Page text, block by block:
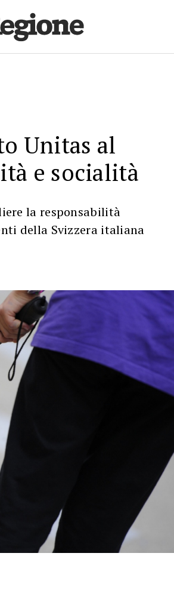
Unitas al
e socialità
la responsabilità
della Svizzera italiana